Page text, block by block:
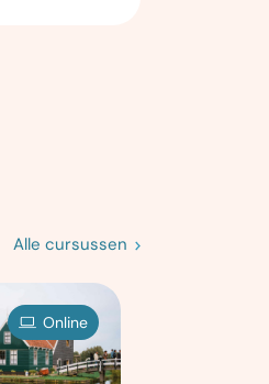
Alle cursussen
Online